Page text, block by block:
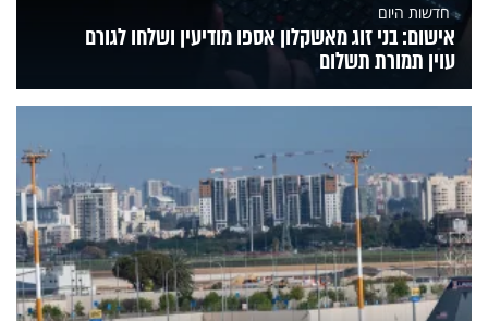
חדשות היום
אישום: בני זוג מאשקלון אספו מודיעין ושלחו לגורם
עוין תמורת תשלום